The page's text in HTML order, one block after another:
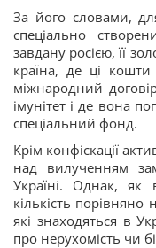
За його словами,
спеціально
завдану росією, її
країна, де ці кошти
міжнародний
імунітет і де вона
спеціальний фонд.
Крім конфіскації
над вилученням
Україні. Однак, як
кількість
які знаходяться в
про нерухомість чи